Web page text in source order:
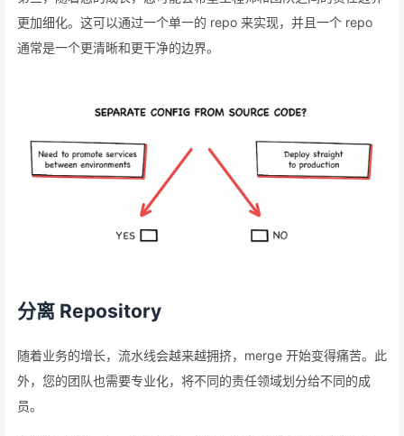
更加细化。这可以通过一个单一的 repo 来实现，并且一个 repo
通常是一个更清晰和更干净的边界。
分离 Repository
随着业务的增长，流水线会越来越拥挤，merge 开始变得痛苦。此
外，您的团队也需要专业化，将不同的责任领域划分给不同的成
员。